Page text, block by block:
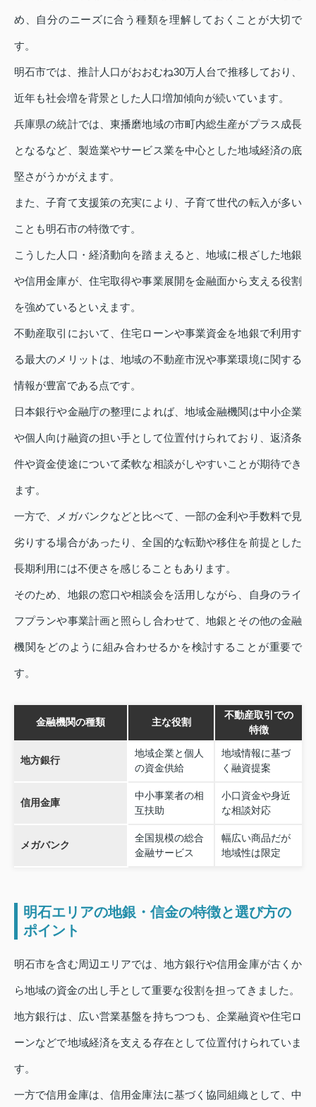
め、自分のニーズに合う種類を理解しておくことが大切で
す。
明石市では、推計人口がおおむね30万人台で推移しており、
近年も社会増を背景とした人口増加傾向が続いています。
兵庫県の統計では、東播磨地域の市町内総生産がプラス成長
となるなど、製造業やサービス業を中心とした地域経済の底
堅さがうかがえます。
また、子育て支援策の充実により、子育て世代の転入が多い
ことも明石市の特徴です。
こうした人口・経済動向を踏まえると、地域に根ざした地銀
や信用金庫が、住宅取得や事業展開を金融面から支える役割
を強めているといえます。
不動産取引において、住宅ローンや事業資金を地銀で利用す
る最大のメリットは、地域の不動産市況や事業環境に関する
情報が豊富である点です。
日本銀行や金融庁の整理によれば、地域金融機関は中小企業
や個人向け融資の担い手として位置付けられており、返済条
件や資金使途について柔軟な相談がしやすいことが期待でき
ます。
一方で、メガバンクなどと比べて、一部の金利や手数料で見
劣りする場合があったり、全国的な転勤や移住を前提とした
長期利用には不便さを感じることもあります。
そのため、地銀の窓口や相談会を活用しながら、自身のライ
フプランや事業計画と照らし合わせて、地銀とその他の金融
機関をどのように組み合わせるかを検討することが重要で
す。
金融機関の種類 主な役割
不動産取引での
特徴
地方銀行
地域企業と個人
の資金供給
地域情報に基づ
く融資提案
信用金庫
中小事業者の相
互扶助
小口資金や身近
な相談対応
メガバンク
全国規模の総合
金融サービス
幅広い商品だが
地域性は限定
明石エリアの地銀・信金の特徴と選び方の
ポイント
明石市を含む周辺エリアでは、地方銀行や信用金庫が古くか
ら地域の資金の出し手として重要な役割を担ってきました。
地方銀行は、広い営業基盤を持ちつつも、企業融資や住宅ロ
ーンなどで地域経済を支える存在として位置付けられていま
す。
一方で信用金庫は、信用金庫法に基づく協同組織として、中